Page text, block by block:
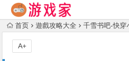
首页 遊戲攻略大全 千雪书吧-快穿
A+